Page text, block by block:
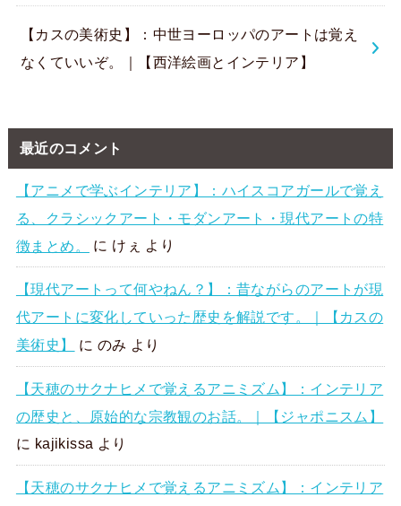
【カスの美術史】：中世ヨーロッパのアートは覚え
なくていいぞ。｜【西洋絵画とインテリア】
最近のコメント
【アニメで学ぶインテリア】：ハイスコアガールで覚え
る、クラシックアート・モダンアート・現代アートの特
徴まとめ。
に けぇ より
【現代アートって何やねん？】：昔ながらのアートが現
代アートに変化していった歴史を解説です。｜【カスの
美術史】
に のみ より
【天穂のサクナヒメで覚えるアニミズム】：インテリア
の歴史と、原始的な宗教観のお話。｜【ジャポニスム】
に kajikissa より
【天穂のサクナヒメで覚えるアニミズム】：インテリア